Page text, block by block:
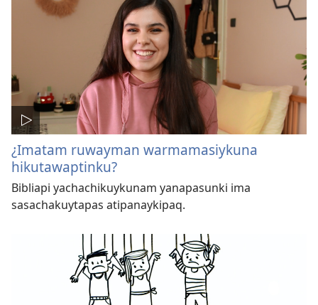
¿Imatam ruwayman warmamasiykuna
hikutawaptinku?
Bibliapi yachachikuykunam yanapasunki ima
sasachakuytapas atipanaykipaq.